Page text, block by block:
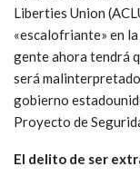
Liberties Union
«escalofriante» en
gente ahora tendrá
será
gobierno
Proyecto de
El delito de ser